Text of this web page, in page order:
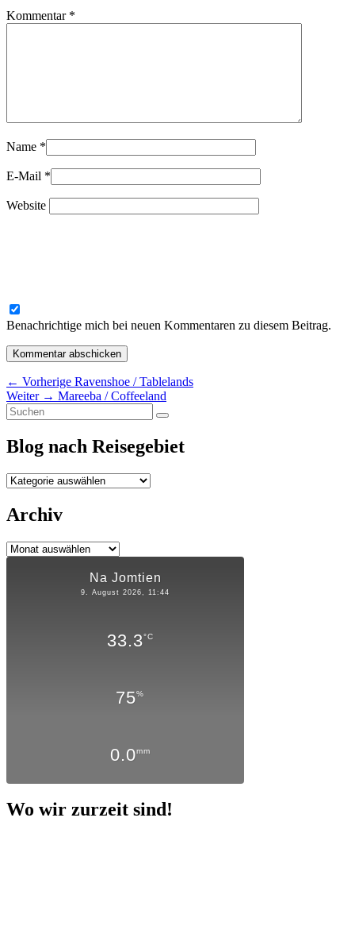
Kommentar *
Name *
E-Mail *
Website
Benachrichtige mich bei neuen Kommentaren zu diesem Beitrag.
Beitragsnavigation
← Vorherige Vorheriger
Beitrag:
Ravenshoe / Tablelands
Weiter → Nächster
Mareeba / Coffeeland
Primärer
Seitenleisten-
Widgetbereich
Suchen
nach:
Suchen
Blog nach Reisegebiet
Blog
Reisegebiet
Archiv
Archiv
Na Jomtien
9. August 2026, 11:44
33.3°C
75%
0.0mm
Wo wir zurzeit sind!